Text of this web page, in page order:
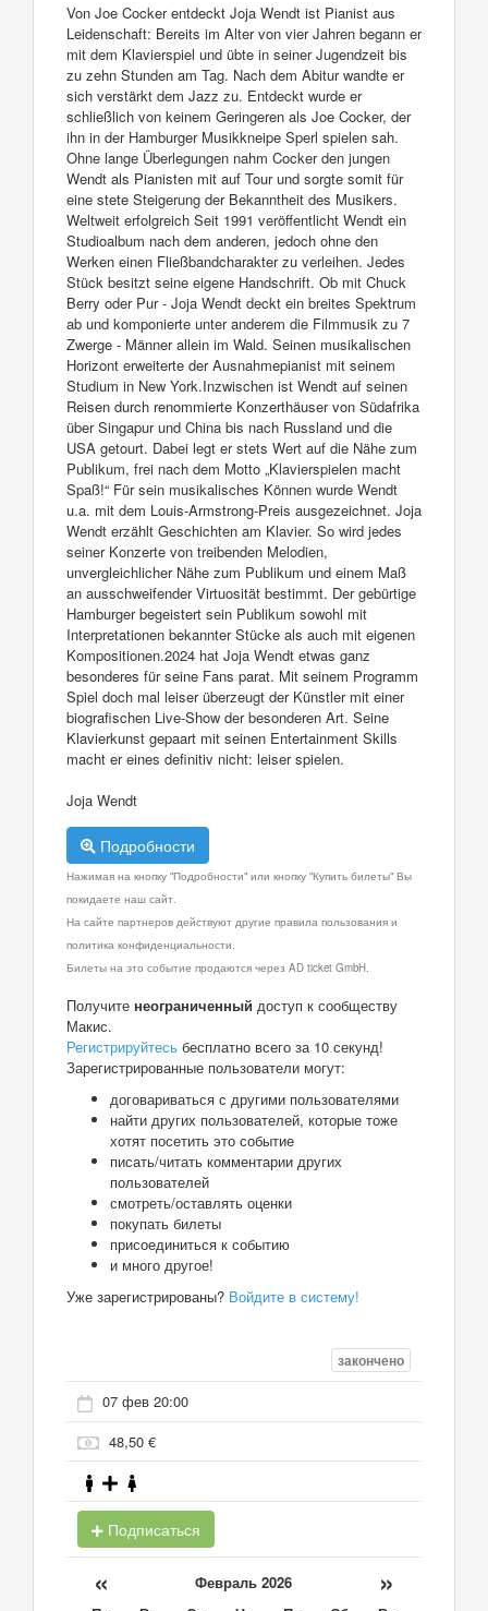
Von Joe Cocker entdeckt Joja Wendt ist Pianist aus
Leidenschaft: Bereits im Alter von vier Jahren begann er
mit dem Klavierspiel und übte in seiner Jugendzeit bis
zu zehn Stunden am Tag. Nach dem Abitur wandte er
sich verstärkt dem Jazz zu. Entdeckt wurde er
schließlich von keinem Geringeren als Joe Cocker, der
ihn in der Hamburger Musikkneipe Sperl spielen sah.
Ohne lange Überlegungen nahm Cocker den jungen
Wendt als Pianisten mit auf Tour und sorgte somit für
eine stete Steigerung der Bekanntheit des Musikers.
Weltweit erfolgreich Seit 1991 veröffentlicht Wendt ein
Studioalbum nach dem anderen, jedoch ohne den
Werken einen Fließbandcharakter zu verleihen. Jedes
Stück besitzt seine eigene Handschrift. Ob mit Chuck
Berry oder Pur - Joja Wendt deckt ein breites Spektrum
ab und komponierte unter anderem die Filmmusik zu 7
Zwerge - Männer allein im Wald. Seinen musikalischen
Horizont erweiterte der Ausnahmepianist mit seinem
Studium in New York.Inzwischen ist Wendt auf seinen
Reisen durch renommierte Konzerthäuser von Südafrika
über Singapur und China bis nach Russland und die
USA getourt. Dabei legt er stets Wert auf die Nähe zum
Publikum, frei nach dem Motto „Klavierspielen macht
Spaß!“ Für sein musikalisches Können wurde Wendt
u.a. mit dem Louis-Armstrong-Preis ausgezeichnet. Joja
Wendt erzählt Geschichten am Klavier. So wird jedes
seiner Konzerte von treibenden Melodien,
unvergleichlicher Nähe zum Publikum und einem Maß
an ausschweifender Virtuosität bestimmt. Der gebürtige
Hamburger begeistert sein Publikum sowohl mit
Interpretationen bekannter Stücke als auch mit eigenen
Kompositionen.2024 hat Joja Wendt etwas ganz
besonderes für seine Fans parat. Mit seinem Programm
Spiel doch mal leiser überzeugt der Künstler mit einer
biografischen Live-Show der besonderen Art. Seine
Klavierkunst gepaart mit seinen Entertainment Skills
macht er eines definitiv nicht: leiser spielen.
Joja Wendt
Подробности
Нажимая на кнопку "Подробности" или кнопку "Купить билеты" Вы
покидаете наш сайт.
На сайте партнеров действуют другие правила пользования и
политика конфиденциальности.
Билеты на это событие продаются через AD ticket GmbH.
Получите неограниченный доступ к сообществу
Макис.
Регистрируйтесь бесплатно всего за 10 секунд!
Зарегистрированные пользователи могут:
договариваться с другими пользователями
найти других пользователей, которые тоже
хотят посетить это событие
писать/читать комментарии других
пользователей
смотреть/оставлять оценки
покупать билеты
присоединиться к событию
и много другое!
Уже зарегистрированы? Войдите в систему!
закончено
07 фев 20:00
48,50 €
Подписаться
« Февраль 2026 »